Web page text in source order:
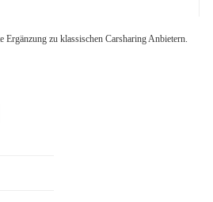
zu klassischen Carsharing Anbietern.